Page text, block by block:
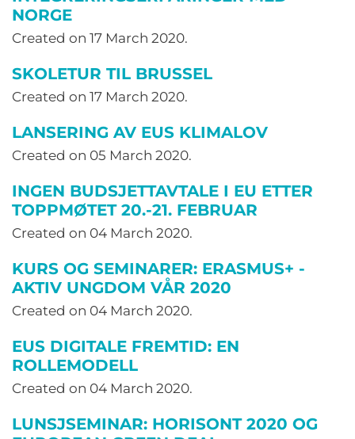
NORGE
Created on 17 March 2020.
SKOLETUR TIL BRUSSEL
Created on 17 March 2020.
LANSERING AV EUS KLIMALOV
Created on 05 March 2020.
INGEN BUDSJETTAVTALE I EU ETTER
TOPPMØTET 20.-21. FEBRUAR
Created on 04 March 2020.
KURS OG SEMINARER: ERASMUS+ -
AKTIV UNGDOM VÅR 2020
Created on 04 March 2020.
EUS DIGITALE FREMTID: EN
ROLLEMODELL
Created on 04 March 2020.
LUNSJSEMINAR: HORISONT 2020 OG